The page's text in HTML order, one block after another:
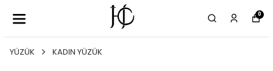
0
YÜZÜK KADIN YÜZÜK